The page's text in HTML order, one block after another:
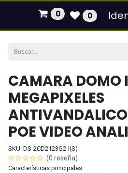
0 0
CAMARA DOMO
MEGAPIXELES
POE VIDEO
SKU: DS-2CD2123G2-I(S)
(0 reseña)
Características principales: